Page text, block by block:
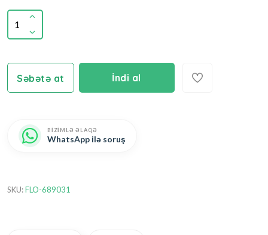
Səbətə at İndi al
BİZİMLƏ ƏLAQƏ
WhatsApp ilə soruş
SKU:FLO-689031